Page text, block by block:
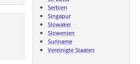
Serbien
Singapur
Slowakei
Slowenien
Suriname
Vereinigte Staaten